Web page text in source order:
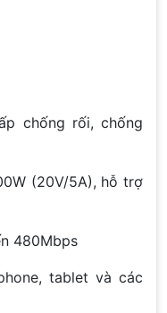
chống rối, chống
(20V/5A), hỗ trợ
480Mbps
tablet và các